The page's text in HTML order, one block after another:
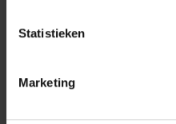
Statistieken
Marketing